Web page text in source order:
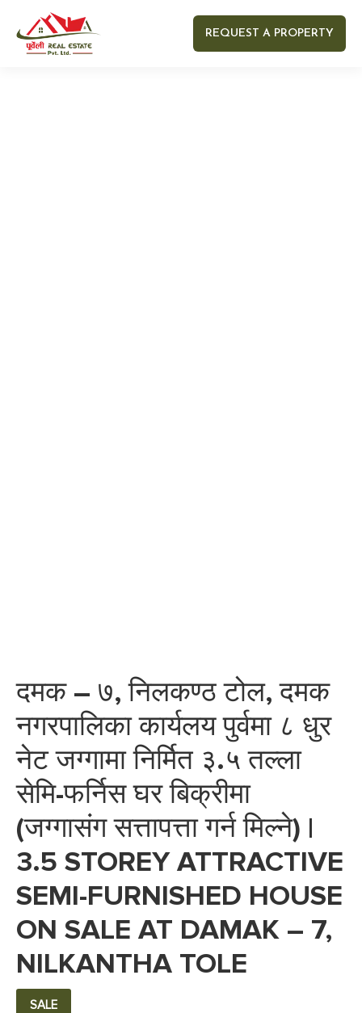
REQUEST A PROPERTY
दमक – ७, निलकण्ठ टोल, दमक
नगरपालिका कार्यलय पुर्वमा ८ धुर
नेट जग्गामा निर्मित ३.५ तल्ला
सेमि-फर्निस घर बिक्रीमा
(जग्गासंग सत्तापत्ता गर्न मिल्ने) |
3.5 STOREY ATTRACTIVE
SEMI-FURNISHED HOUSE
ON SALE AT DAMAK – 7,
NILKANTHA TOLE
SALE